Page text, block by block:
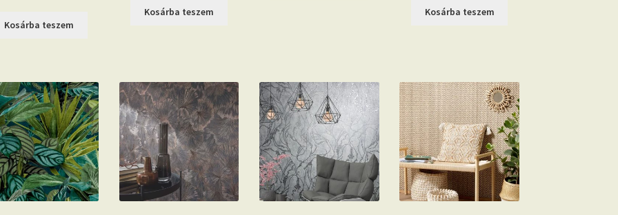
was:
Kosárba teszem
Kosárba teszem Kosárba teszem